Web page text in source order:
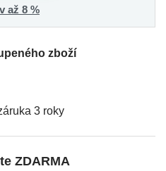
až 8 %
zboží
3 roky
ZDARMA